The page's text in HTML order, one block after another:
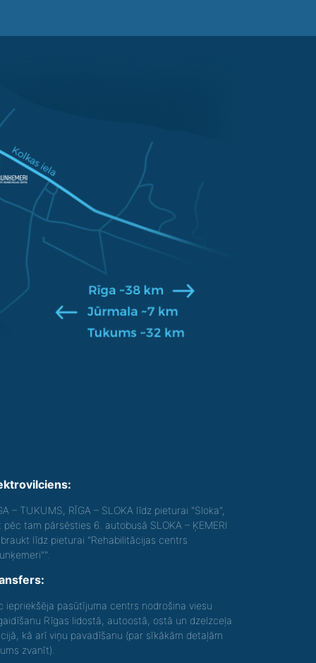
– TUKUMS, RĪGA – SLOKA līdz pieturai "Sloka",
pēc tam pārsēsties 6. autobusā SLOKA – ĶEMERI
līdz pieturai "Rehabilitācijas centrs
iepriekšēja pasūtījuma centrs nodrošina viesu
Rīgas lidostā, autoostā, ostā un dzelzceļa
kā arī viņu pavadīšanu (par sīkākām detaļām
zvanīt).